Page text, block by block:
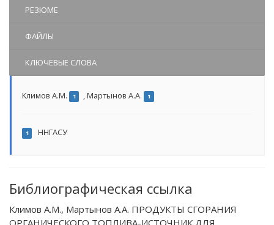
РЕЗЮМЕ
ФАЙЛЫ
КЛЮЧЕВЫЕ СЛОВА
Климов А.М. 1 ,Мартынов А.А. 1
1 ННГАСУ
Библиографическая ссылка
Климов А.М., Мартынов А.А. ПРОДУКТЫ СГОРАНИЯ